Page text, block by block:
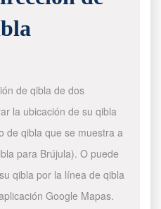
de qibla de dos
la ubicación de su qibla
de qibla que se muestra a
para Brújula). O puede
qibla por la línea de qibla
Google Mapas.